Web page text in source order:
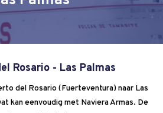
Rosario - Las Palmas
del Rosario (Fuerteventura) naar Las
kan eenvoudig met Naviera Armas. De